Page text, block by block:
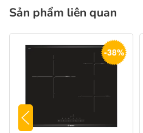
Sản phẩm liên quan
-38%